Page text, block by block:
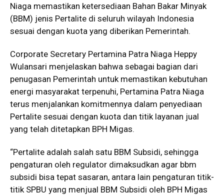
Niaga memastikan ketersediaan Bahan Bakar Minyak
(BBM) jenis Pertalite di seluruh wilayah Indonesia
sesuai dengan kuota yang diberikan Pemerintah.
Corporate Secretary Pertamina Patra Niaga Heppy
Wulansari menjelaskan bahwa sebagai bagian dari
penugasan Pemerintah untuk memastikan kebutuhan
energi masyarakat terpenuhi, Pertamina Patra Niaga
terus menjalankan komitmennya dalam penyediaan
Pertalite sesuai dengan kuota dan titik layanan jual
yang telah ditetapkan BPH Migas.
“Pertalite adalah salah satu BBM Subsidi, sehingga
pengaturan oleh regulator dimaksudkan agar bbm
subsidi bisa tepat sasaran, antara lain pengaturan titik-
titik SPBU yang menjual BBM Subsidi oleh BPH Migas